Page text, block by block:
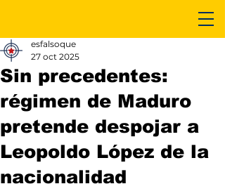
Sin precedentes:
régimen de Maduro
pretende despojar a
Leopoldo López de la
nacionalidad
esfalsoque
27 oct 2025